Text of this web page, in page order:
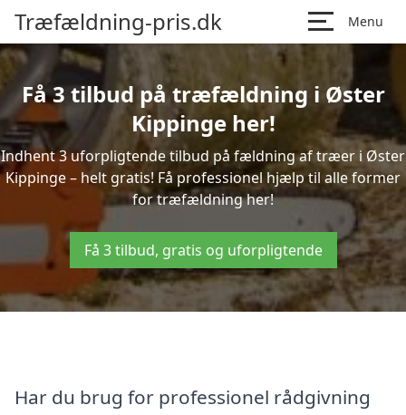
Træfældning-pris.dk Menu
Få 3 tilbud på træfældning i Øster
Kippinge her!
Indhent 3 uforpligtende tilbud på fældning af træer i Øster
Kippinge – helt gratis! Få professionel hjælp til alle former
for træfældning her!
Få 3 tilbud, gratis og uforpligtende
Har du brug for professionel rådgivning